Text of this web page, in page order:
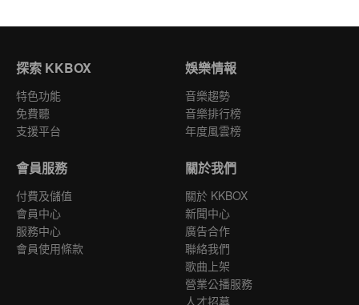
探索 KKBOX
特色功能
免費聽
支援平台
娛樂情報
音樂趨勢
音樂排行榜
年度風雲榜
會員服務
付費及儲值
會員中心
服務中心
會員使用條款
關於我們
關於 KKBOX
新聞中心
廣告合作
聯絡我們
歌曲上架
營業公播服務
人才招募